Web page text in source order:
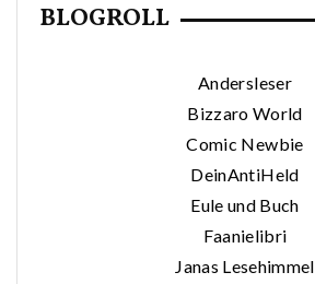
BLOGROLL
Andersleser
Bizzaro World
Comic Newbie
DeinAntiHeld
Eule und Buch
Faanielibri
Janas Lesehimmel